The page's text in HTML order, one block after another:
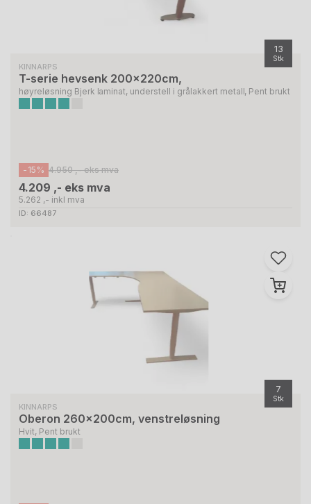
13
Stk
KINNARPS
T-serie hevsenk 200x220cm,
høyreløsning Bjerk laminat, understell i grålakkert metall, Pent brukt
-15% 4.950 ,- eks mva
4.209 ,- eks mva
5.262 ,- inkl mva
ID: 66487
7
Stk
KINNARPS
Oberon 260x200cm, venstreløsning
Hvit, Pent brukt